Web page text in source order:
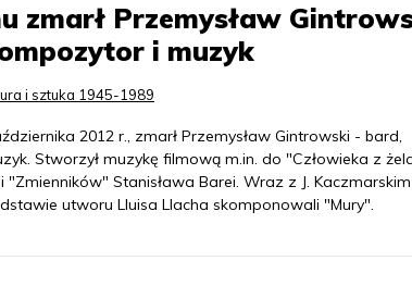
zmarł Przemysław
i muzyk
i sztuka 1945-1989
2012 r., zmarł Przemysław Gintrowski - bard,
Stworzył muzykę filmową m.in. do "Człowieka z
Stanisława Barei. Wraz z J. Kaczmarskim
utworu Lluisa Llacha skomponowali "Mury".